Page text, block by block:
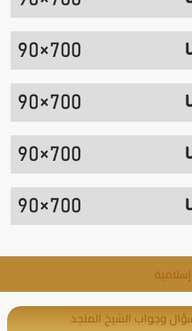
وجواب الشيخ المنجد